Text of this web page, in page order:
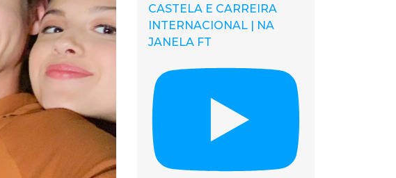
CASTELA E CARREIRA
INTERNACIONAL | NA
JANELA FT